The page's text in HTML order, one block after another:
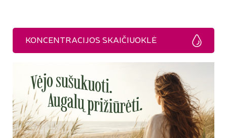
KONCENTRACIJOS SKAIČIUOKLĖ